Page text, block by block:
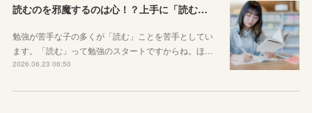
読むのを邪魔するのは心！？上手に「読む」ための気持ちの対処法
勉強が苦手な子の多くが「読む」ことを苦手としてい
ます。「読む」って勉強のスタートですからね。ほ…
2026.06.23 06:50